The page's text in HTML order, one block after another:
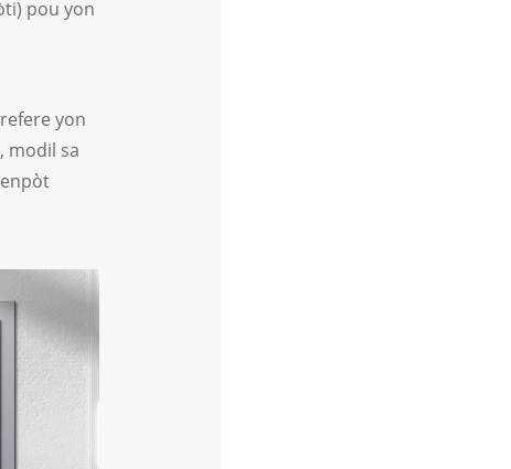
pou yon
yon
modil sa